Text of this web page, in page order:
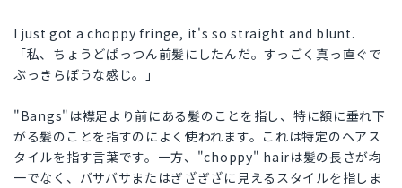
I just got a choppy fringe, it's so straight and blunt.
「私、ちょうどぱっつん前髪にしたんだ。すっごく真っ直ぐで
ぶっきらぼうな感じ。」
"Bangs"は襟足より前にある髪のことを指し、特に額に垂れ下
がる髪のことを指すのによく使われます。これは特定のヘアス
タイルを指す言葉です。一方、"choppy" hairは髪の長さが均
一でなく、バサバサまたはぎざぎざに見えるスタイルを指しま